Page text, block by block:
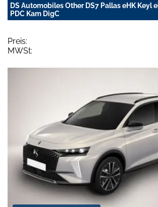
DS Automobiles Other DS7 Pallas eHK Keyl
PDC Kam DigC
Preis:
MWSt: